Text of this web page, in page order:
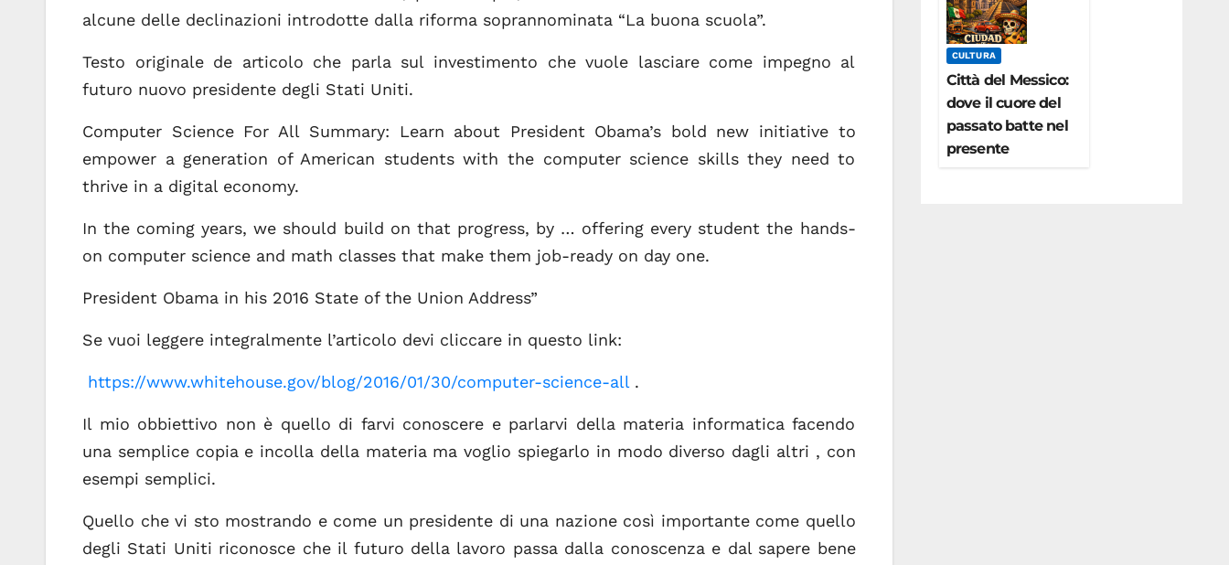
alcune delle declinazioni introdotte dalla riforma soprannominata “La buona scuola”.
Testo originale de articolo che parla sul investimento che vuole lasciare come impegno al
futuro nuovo presidente degli Stati Uniti.
Computer Science For All Summary: Learn about President Obama’s bold new initiative to
empower a generation of American students with the computer science skills they need to
thrive in a digital economy.
In the coming years, we should build on that progress, by … offering every student the hands-
on computer science and math classes that make them job-ready on day one.
President Obama in his 2016 State of the Union Address”
Se vuoi leggere integralmente l’articolo devi cliccare in questo link:
https://www.whitehouse.gov/blog/2016/01/30/computer-science-all .
Il mio obbiettivo non è quello di farvi conoscere e parlarvi della materia informatica facendo
una semplice copia e incolla della materia ma voglio spiegarlo in modo diverso dagli altri , con
esempi semplici.
Quello che vi sto mostrando e come un presidente di una nazione così importante come quello
degli Stati Uniti riconosce che il futuro della lavoro passa dalla conoscenza e dal sapere bene
CULTURA
Città del Messico:
dove il cuore del
passato batte nel
presente